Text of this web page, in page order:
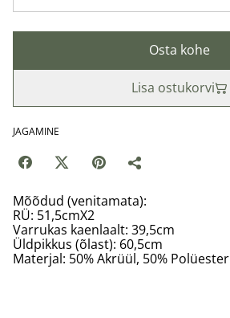
Osta kohe
Lisa ostukorvi
JAGAMINE
Mõõdud (venitamata):
RÜ: 51,5cmX2
Varrukas kaenlaalt: 39,5cm
Üldpikkus (õlast): 60,5cm
Materjal: 50% Akrüül, 50% Polüester